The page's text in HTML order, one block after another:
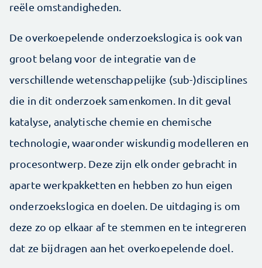
reële omstandigheden.
De overkoepelende onderzoekslogica is ook van
groot belang voor de integratie van de
verschillende wetenschappelijke (sub-)disciplines
die in dit onderzoek samen­komen. In dit geval
katalyse, analytische chemie en chemische
technologie, waaronder wiskundig modelleren en
procesontwerp. Deze zijn elk onder gebracht in
aparte werkpakketten en hebben zo hun eigen
onderzoekslogica en doelen. De uitdaging is om
deze zo op elkaar af te stemmen en te integreren
dat ze bijdragen aan het overkoepelende doel.